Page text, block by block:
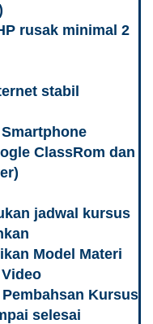
rusak minimal 2
stabil
ClassRom dan
jadwal kursus
Model Materi
Kursus
selesai